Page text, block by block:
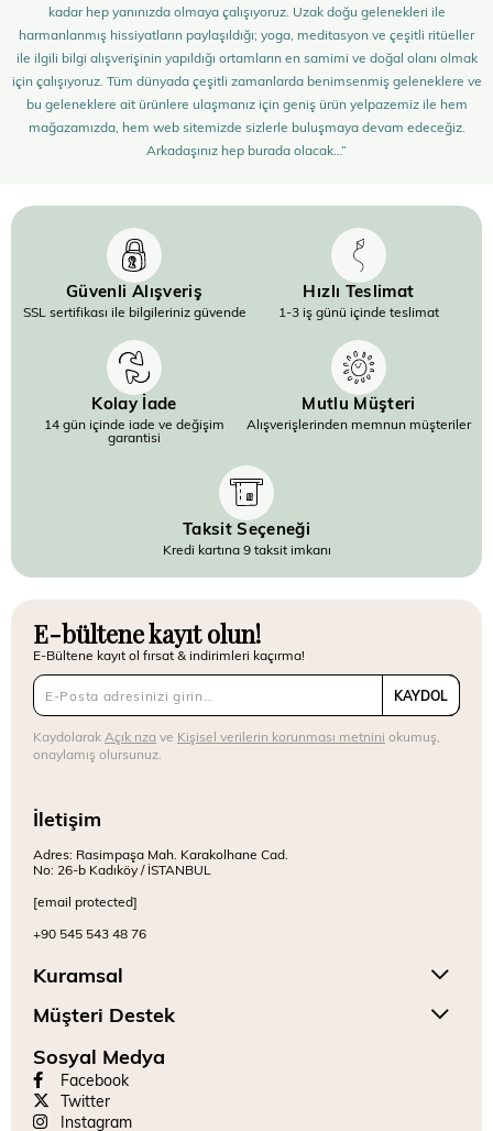
kadar hep yanınızda olmaya çalışıyoruz. Uzak doğu gelenekleri ile
harmanlanmış hissiyatların paylaşıldığı; yoga, meditasyon ve çeşitli ritüeller
ile ilgili bilgi alışverişinin yapıldığı ortamların en samimi ve doğal olanı olmak
için çalışıyoruz. Tüm dünyada çeşitli zamanlarda benimsenmiş geleneklere ve
bu geleneklere ait ürünlere ulaşmanız için geniş ürün yelpazemiz ile hem
mağazamızda, hem web sitemizde sizlerle buluşmaya devam edeceğiz.
Arkadaşınız hep burada olacak…”
Güvenli Alışveriş
SSL sertifikası ile bilgileriniz güvende
Hızlı Teslimat
1-3 iş günü içinde teslimat
Kolay İade
14 gün içinde iade ve değişim
garantisi
Mutlu Müşteri
Alışverişlerinden memnun müşteriler
Taksit Seçeneği
Kredi kartına 9 taksit imkanı
E-bültene kayıt olun!
E-Bültene kayıt ol fırsat & indirimleri kaçırma!
KAYDOL
Kaydolarak Açık rızave Kişisel verilerin korunması metnini okumuş,
onaylamış olursunuz.
İletişim
Adres: Rasimpaşa Mah. Karakolhane Cad.
No: 26-b Kadıköy / İSTANBUL
[email protected]
+90 545 543 48 76
Kuramsal
Müşteri Destek
Sosyal Medya
Facebook
Twitter
Instagram